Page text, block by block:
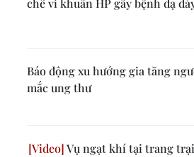
chế vi khuẩn HP gây bệnh dạ
Báo động xu hướng gia tăng
mắc ung thư
Vụ ngạt khí tại trang